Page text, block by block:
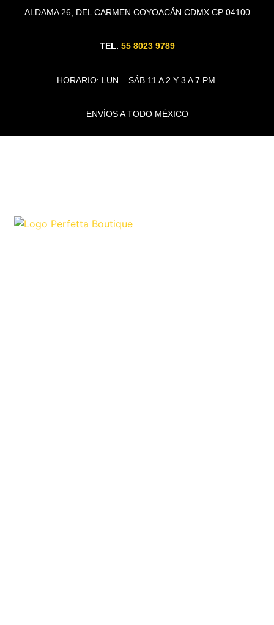
ALDAMA 26, DEL CARMEN COYOACÁN CDMX CP 04100
TEL. 55 8023 9789
HORARIO: LUN – SÁB 11 A 2 Y 3 A 7 PM.
ENVÍOS A TODO MÉXICO